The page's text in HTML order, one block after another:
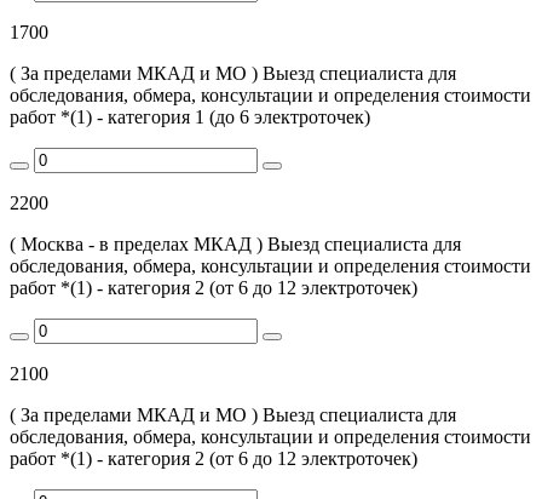
1700
( За пределами МКАД и МО ) Выезд специалиста для
обследования, обмера, консультации и определения стоимости
работ *(1) - категория 1 (до 6 электроточек)
2200
( Москва - в пределах МКАД ) Выезд специалиста для
обследования, обмера, консультации и определения стоимости
работ *(1) - категория 2 (от 6 до 12 электроточек)
2100
( За пределами МКАД и МО ) Выезд специалиста для
обследования, обмера, консультации и определения стоимости
работ *(1) - категория 2 (от 6 до 12 электроточек)